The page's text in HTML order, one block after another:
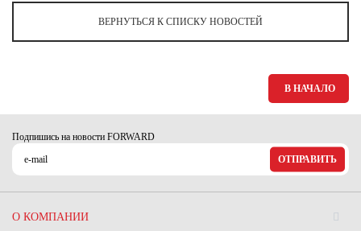
ВЕРНУТЬСЯ К СПИСКУ НОВОСТЕЙ
В НАЧАЛО
Подпишись на новости FORWARD
ОТПРАВИТЬ
О КОМПАНИИ